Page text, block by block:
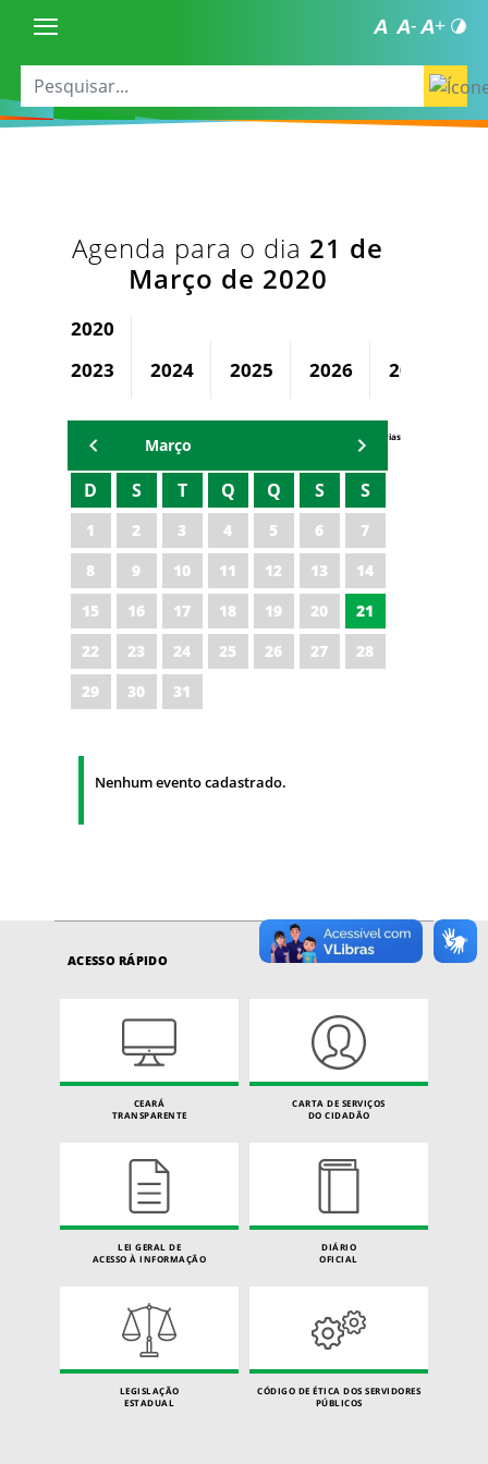
Agenda para o dia 21 de
Março de 2020
2020
2023
2024 2025 2026 2027
Agenda Secretárias
Março
D S T Q Q S S
1 2 3 4 5 6
7
8
9 10 11 12 13
14
15
16 17 18 19 20
21
22
23 24 25 26 27
28
29
30 31
Nenhum evento cadastrado.
ACESSO RÁPIDO
CEARÁ
TRANSPARENTE
CARTA DE SERVIÇOS
DO CIDADÃO
LEI GERAL DE
ACESSO À INFORMAÇÃO
DIÁRIO
OFICIAL
LEGISLAÇÃO
ESTADUAL
CÓDIGO DE ÉTICA DOS SERVIDORES
PÚBLICOS